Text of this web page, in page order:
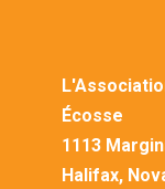
Écosse
1113
Halifax,